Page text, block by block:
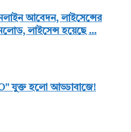
আবেদন, লাইসেন্সের
লাইসেন্স হয়েছে ...
যুক্ত হলো আড্ডাবাজে!